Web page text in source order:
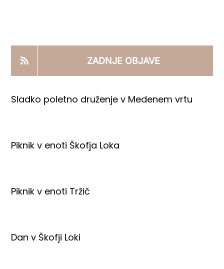
PRODAJNI IZDELKI
AKTUALNO
ZADNJE OBJAVE
Sladko poletno druženje v Medenem vrtu
Piknik v enoti Škofja Loka
Piknik v enoti Tržič
Dan v Škofji Loki